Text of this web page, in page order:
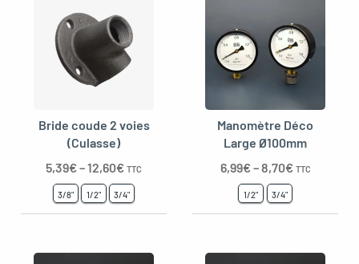
Bride coude 2 voies
(Culasse)
5,39€–12,60€ TTC
3/8" 1/2" 3/4"
Manomètre Déco
Large Ø100mm
6,99€–8,70€ TTC
1/2" 3/4"